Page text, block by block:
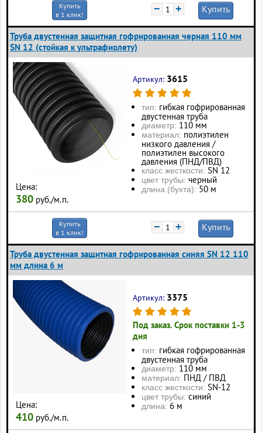
Купить
в 1 клик!
− + Купить
Труба двустенная защитная гофрированная черная 110 мм
SN 12 (стойкая к ультрафиолету)
Цена:
380 руб./м.п.
Артикул: 3615
тип: гибкая гофрированная
двустенная труба
диаметр: 110 мм
материал: полиэтилен
низкого давления /
полиэтилен высокого
давления (ПНД/ПВД)
класс жесткости: SN 12
цвет трубы: черный
длина (бухта): 50 м
Купить
в 1 клик!
− + Купить
Труба двустенная защитная гофрированная синяя SN 12 110
мм длина 6 м
Цена:
410 руб./м.п.
Артикул: 3375
Под заказ. Срок поставки 1-3
дня
тип: гибкая гофрированная
двустенная труба
диаметр: 110 мм
материал: ПНД / ПВД
класс жесткости: SN-12
цвет трубы: синий
длина: 6 м